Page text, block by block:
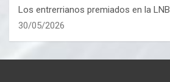
Los entrerrianos premiados en la LNB
30/05/2026